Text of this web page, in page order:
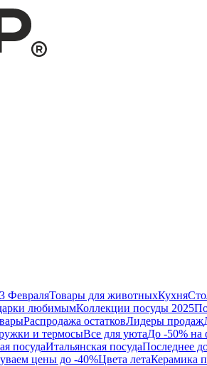
ФевраляТовары для животныхКухня
любимымКоллекции посуды 2025
Распродажа остатковЛидеры продаж
и термосыВсе для уютаДо -50%
посудаИтальянская посудаПоследнее
цены до -40%Цвета летаКерамика